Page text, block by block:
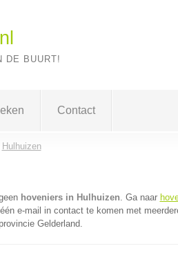
DE BUURT!
Contact
Hulhuizen
hoveniers in Hulhuizen. Ga naar
e-mail in contact te komen met
Gelderland.